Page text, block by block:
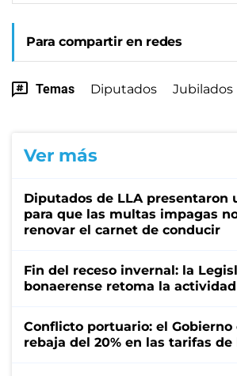
Para compartir en redes
Temas Diputados Jubilados
Ver más
Diputados de LLA presentaron
para que las multas impagas
renovar el carnet de conducir
Fin del receso invernal: la
bonaerense retoma la actividad
Conflicto portuario: el Gobierno
rebaja del 20% en las tarifas de